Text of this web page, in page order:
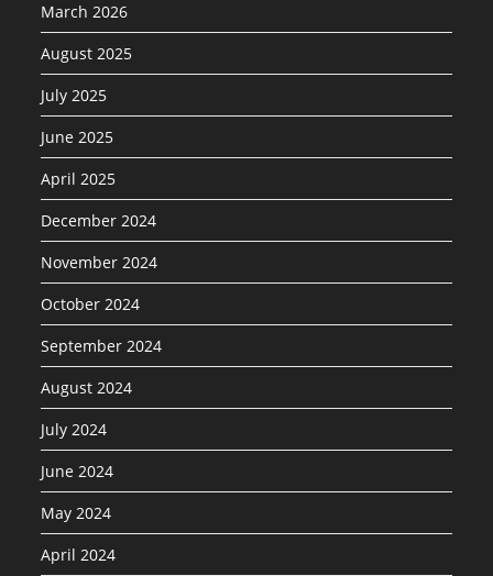
March 2026
August 2025
July 2025
June 2025
April 2025
December 2024
November 2024
October 2024
September 2024
August 2024
July 2024
June 2024
May 2024
April 2024